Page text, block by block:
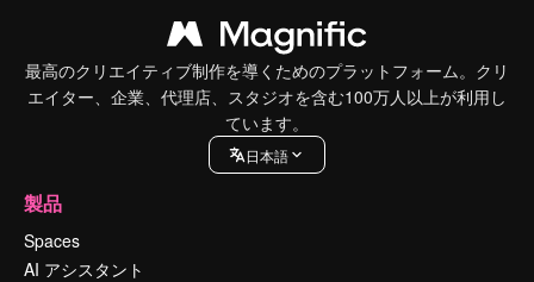
最高のクリエイティブ制作を導くためのプラットフォーム。クリ
エイター、企業、代理店、スタジオを含む100万人以上が利用し
ています。
日本語
製品
Spaces
AI アシスタント